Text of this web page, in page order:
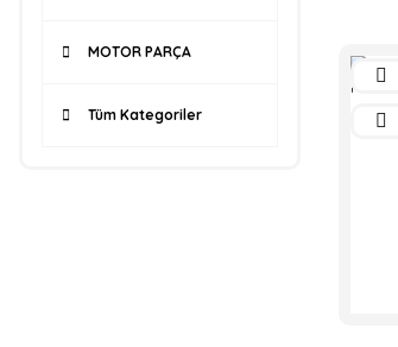
MOTOR PARÇA
Tüm Kategoriler